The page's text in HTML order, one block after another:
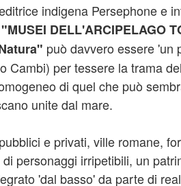
indigena Persephone e
"MUSEI DELL'ARCIPELAGO
può davvero essere 'un
Cambi) per tessere la trama
di quel che può
unite dal mare.
e privati, ville romane,
personaggi irripetibili, un
'dal basso' da parte di